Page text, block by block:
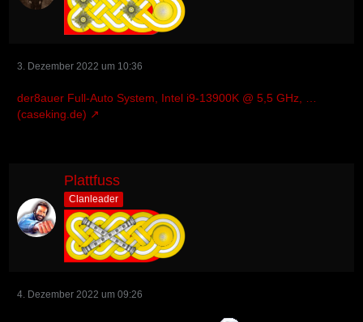
3. Dezember 2022 um 10:36
der8auer Full-Auto System, Intel i9-13900K @ 5,5 GHz, …
(caseking.de)
Plattfuss
Clanleader
4. Dezember 2022 um 09:26